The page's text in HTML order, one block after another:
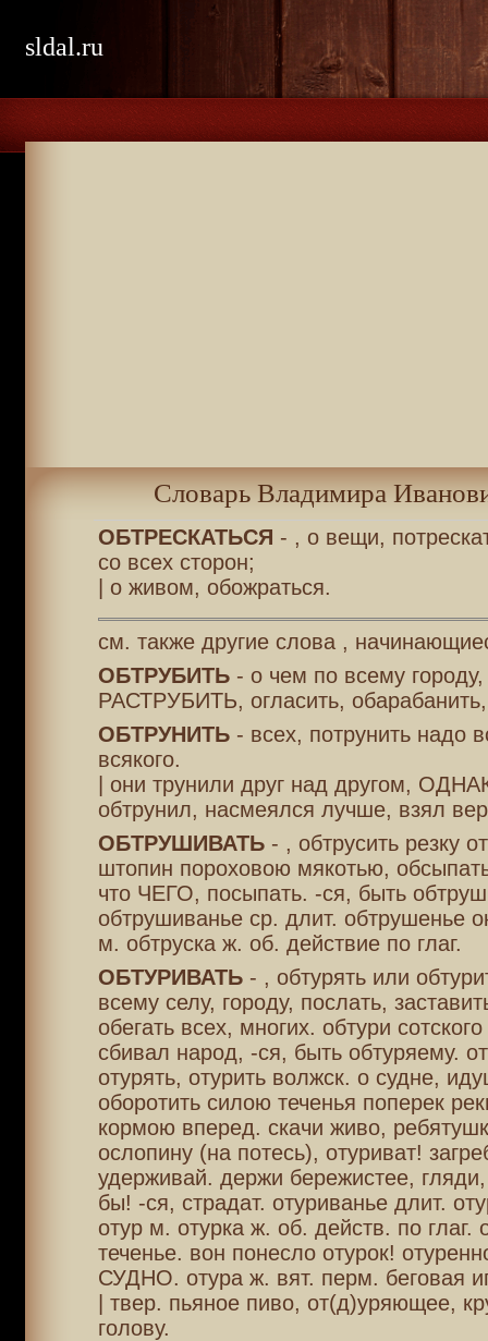
sldal.ru
Словарь Владимира
ОБТРЕСКАТЬСЯ - , о вещи,
со всех сторон;
| о живом, обожраться.
см. также другие слова ,
ОБТРУБИТЬ- о чем по всему городу,
РАСТРУБИТЬ, огласить, обарабанить,
ОБТРУНИТЬ- всех, потрунить надо
всякого.
| они трунили друг над другом,
обтрунил, насмеялся лучше, взял
ОБТРУШИВАТЬ- , обтрусить резку
штопин пороховою мякотью,
что ЧЕГО, посыпать. -ся, быть
обтрушиванье ср. длит. обтрушенье
м. обтруска ж. об. действие по глаг.
ОБТУРИВАТЬ- , обтурять или
всему селу, городу, послать,
обегать всех, многих. обтури
сбивал народ, -ся, быть обтуряему.
отурять, отурить волжск. о судне,
оборотить силою теченья поперек
кормою вперед. скачи живо,
ослопину (на потесь), отуриват!
удерживай. держи бережистее,
бы! -ся, страдат. отуриванье длит.
отур м. отурка ж. об. действ. по глаг.
теченье. вон понесло отурок!
СУДНО. отура ж. вят. перм. беговая
| твер. пьяное пиво, от(д)уряющее,
голову.